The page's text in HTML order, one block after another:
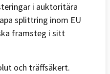
i auktoritära
splittring inom EU
framsteg i sitt
och träffsäkert.